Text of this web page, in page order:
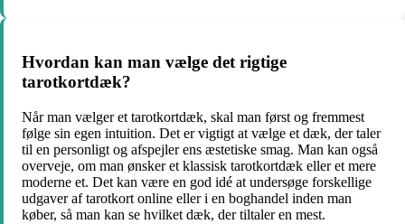
Hvordan kan man vælge det rigtige
tarotkortdæk?
Når man vælger et tarotkortdæk, skal man først og fremmest
følge sin egen intuition. Det er vigtigt at vælge et dæk, der taler
til en personligt og afspejler ens æstetiske smag. Man kan også
overveje, om man ønsker et klassisk tarotkortdæk eller et mere
moderne et. Det kan være en god idé at undersøge forskellige
udgaver af tarotkort online eller i en boghandel inden man
køber, så man kan se hvilket dæk, der tiltaler en mest.